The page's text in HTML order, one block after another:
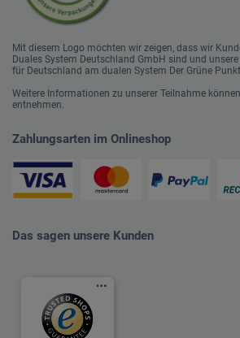
Mit diesem Logo möchten wir zeigen, dass wir
Duales System Deutschland GmbH sind und
für Deutschland am dualen System Der Grüne
Weitere Informationen zu unserer Teilnahme
entnehmen.
Zahlungsarten im Onlineshop
Das sagen unsere Kunden